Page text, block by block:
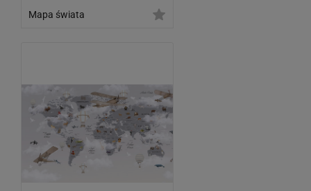
Mapa świata